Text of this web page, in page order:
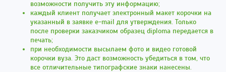
возможности получить эту информацию;
каждый клиент получает электронный макет корочки на
указанный в заявке e-mail для утверждения. Только
после проверки заказчиком образец diploma передается в
печать;
при необходимости высылаем фото и видео готовой
корочки вуза. Это даст возможность убедиться в том, что
все отличительные типографские знаки нанесены.